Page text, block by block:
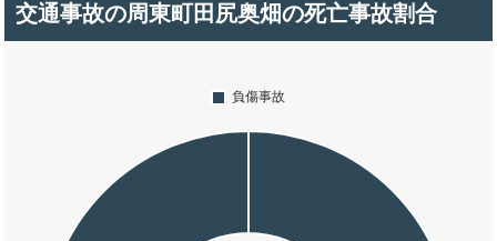
交通事故の周東町田尻奥畑の死亡事故割合